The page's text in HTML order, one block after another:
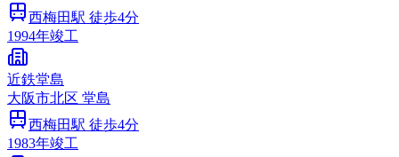
西梅田駅 徒歩4分
1994年竣工
近鉄堂島
大阪市北区 堂島
西梅田駅 徒歩4分
1983年竣工